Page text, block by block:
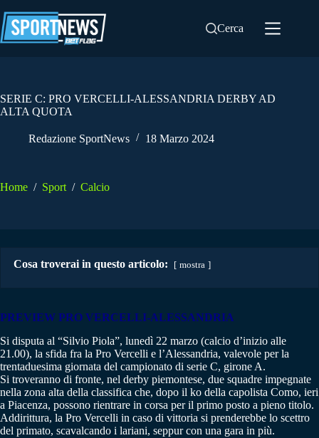
al
contenuto
Cerca
SERIE C: PRO VERCELLI-ALESSANDRIA DERBY AD
ALTA QUOTA
Redazione SportNews 18 Marzo 2024
Home / Sport / Calcio
Cosa troverai in questo articolo: mostra
PREVIEW PRO VERCELLI-ALESSANDRIA
Si disputa al “Silvio Piola”, lunedì 22 marzo (calcio d’inizio alle
21.00), la sfida fra la Pro Vercelli e l’Alessandria, valevole per la
trentaduesima giornata del campionato di serie C, girone A.
Si troveranno di fronte, nel derby piemontese, due squadre impegnate
nella zona alta della classifica che, dopo il ko della capolista Como, ieri
a Piacenza, possono rientrare in corsa per il primo posto a pieno titolo.
Addirittura, la Pro Vercelli in caso di vittoria si prenderebbe lo scettro
del primato, scavalcando i lariani, seppur con una gara in più.